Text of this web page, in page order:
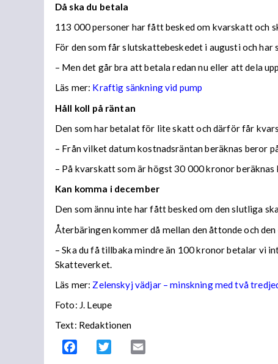
Då ska du betala
113 000 personer har fått besked om kvarskatt och
För den som får slutskattebeskedet i augusti och
– Men det går bra att betala redan nu eller att dela
Läs mer: Kraftig sänkning vid pump
Håll koll på räntan
Den som har betalat för lite skatt och därför får
– Från vilket datum kostnadsräntan beräknas beror
– På kvarskatt som är högst 30 000 kronor
Kan komma i december
Den som ännu inte har fått besked om den slutliga
Återbäringen kommer då mellan den åttonde och den
– Ska du få tillbaka mindre än 100 kronor betalar vi
Skatteverket.
Läs mer: Zelenskyj vädjar – minskning med två
Foto: J. Leupe
Text: Redaktionen
Facebook Twitter